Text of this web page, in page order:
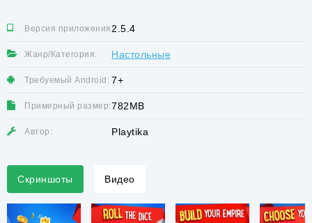
Версия приложения:2.5.4
Жанр/Категория: Настольные
Требуемый Android: 7+
Примерный размер:782MB
Автор: Playtika
Скриншоты Видео